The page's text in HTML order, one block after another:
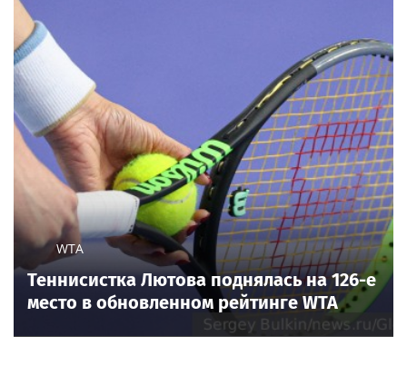
WTA
Теннисистка Лютова поднялась на 126-е
место в обновленном рейтинге WTA